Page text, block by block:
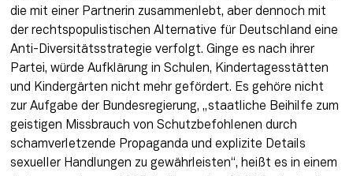
die mit einer Partnerin zusammenlebt, aber dennoch mit
der rechtspopulistischen Alternative für Deutschland eine
Anti-Diversitätsstrategie verfolgt. Ginge es nach ihrer
Partei, würde Aufklärung in Schulen, Kindertagesstätten
und Kindergärten nicht mehr gefördert. Es gehöre nicht
zur Aufgabe der Bundesregierung, „staatliche Beihilfe zum
geistigen Missbrauch von Schutzbefohlenen durch
schamverletzende Propaganda und explizite Details
sexueller Handlungen zu gewährleisten“, heißt es in einem